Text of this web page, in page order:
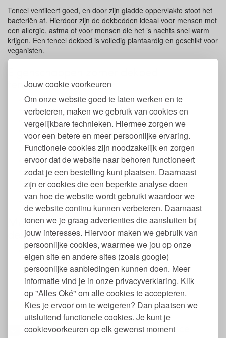
Jouw cookie voorkeuren
Om onze website goed te laten werken en te
verbeteren, maken we gebruik van cookies en
vergelijkbare technieken. Hiermee zorgen we
voor een betere en meer persoonlijke ervaring.
Functionele cookies zijn noodzakelijk en zorgen
ervoor dat de website naar behoren functioneert
zodat je een bestelling kunt plaatsen. Daarnaast
zijn er cookies die een beperkte analyse doen
van hoe de website wordt gebruikt waardoor we
de website continu kunnen verbeteren. Daarnaast
tonen we je graag advertenties die aansluiten bij
jouw interesses. Hiervoor maken we gebruik van
persoonlijke cookies, waarmee we jou op onze
eigen site en andere sites (zoals google)
persoonlijke aanbiedingen kunnen doen. Meer
informatie vind je in onze privacyverklaring. Klik
op "Alles Oké" om alle cookies te accepteren.
Kies je ervoor om te weigeren? Dan plaatsen we
uitsluitend functionele cookies. Je kunt je
cookievoorkeuren op elk gewenst moment
Tencel ventileert goed, en door zijn gladde oppervlakte stoot het
bacteriën af. Hierdoor zijn de dekbedden ideaal voor mensen met
een allergie, astma of voor mensen die het ’s nachts snel warm
krijgen. Een tencel dekbed is volledig plantaardig en geschikt voor
veganisten.
tencel Yumeko
Gemaakt van plantaardige tencel
Tijk van biologisch katoen, GOTS gecertificeerd
Anti-allergeen
Geschikt voor veganisten
Vulling: 300 gr/m2
Warmte klasse: 4
Land van productie: Oostenrijk
Wasbaar op 40 graden of via stomerij
Niet geschikt voor in de droger
Het gebruikte hout is PEFC en FSC gecertificeerd
GOTS gecertificeerd
Maat en gewicht Yumeko lente-herfst
dekbed
Afmeting:
140 x 220
200 x 220
240 x 220
260 x 220
toon alles
Reinigen en onderhoud dekbed tencel